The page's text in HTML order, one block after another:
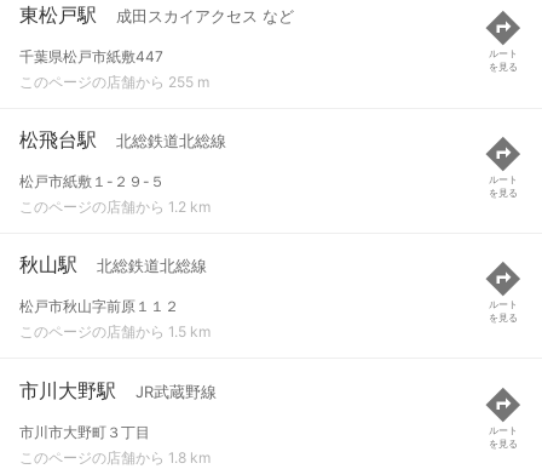
東松戸駅 成田スカイアクセス など
千葉県松戸市紙敷447
このページの店舗から 255 m
ルート
を見る
松飛台駅 北総鉄道北総線
松戸市紙敷１-２９-５
このページの店舗から 1.2 km
ルート
を見る
秋山駅 北総鉄道北総線
松戸市秋山字前原１１２
このページの店舗から 1.5 km
ルート
を見る
市川大野駅 JR武蔵野線
市川市大野町３丁目
このページの店舗から 1.8 km
ルート
を見る